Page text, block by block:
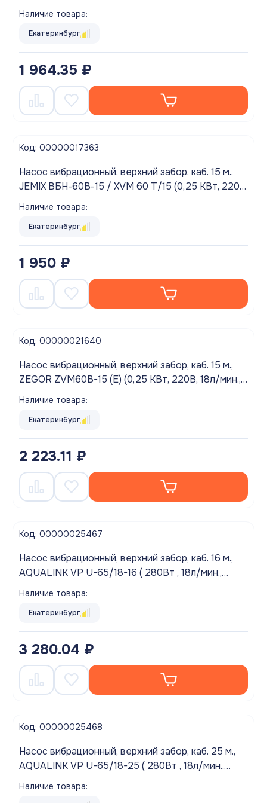
60м.)
Наличие товара:
Екатеринбург
1 964.35 ₽
Код: 00000017363
Насос вибрационный, верхний забор, каб. 15 м.,
JEMIX ВБН-60В-15 / XVM 60 T/15 (0,25 КВт, 220В,
20л/мин., 60м.)
Наличие товара:
Екатеринбург
1 950 ₽
Код: 00000021640
Насос вибрационный, верхний забор, каб. 15 м.,
ZEGOR ZVM60B-15 (Е) (0,25 КВт, 220В, 18л/мин.,
60м.)
Наличие товара:
Екатеринбург
2 223.11 ₽
Код: 00000025467
Насос вибрационный, верхний забор, каб. 16 м.,
AQUALINK VP U-65/18-16 ( 280Вт , 18л/мин.,
напор 65м.)
Наличие товара:
Екатеринбург
3 280.04 ₽
Код: 00000025468
Насос вибрационный, верхний забор, каб. 25 м.,
AQUALINK VP U-65/18-25 ( 280Вт , 18л/мин.,
напор 65м.)
Наличие товара: